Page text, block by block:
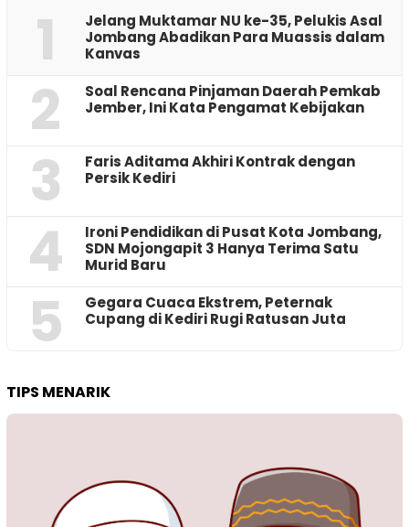
1
Jelang Muktamar NU ke-35, Pelukis Asal
Jombang Abadikan Para Muassis dalam
Kanvas
2
‎Soal Rencana Pinjaman Daerah Pemkab
Jember, Ini Kata Pengamat Kebijakan ‎
3
Faris Aditama Akhiri Kontrak dengan
Persik Kediri
4
Ironi Pendidikan di Pusat Kota Jombang,
SDN Mojongapit 3 Hanya Terima Satu
Murid Baru
5
‎Gegara Cuaca Ekstrem, Peternak
Cupang di Kediri Rugi Ratusan Juta
TIPS MENARIK